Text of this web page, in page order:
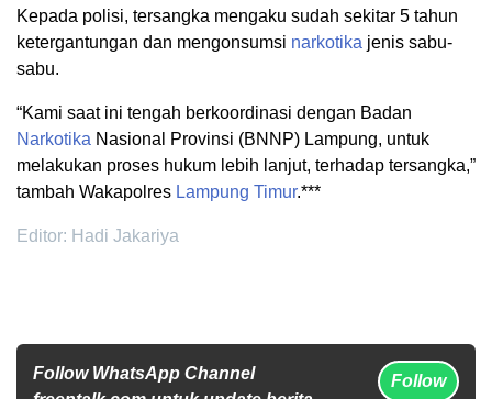
Kepada polisi, tersangka mengaku sudah sekitar 5 tahun
ketergantungan dan mengonsumsi narkotika jenis sabu-
sabu.
“Kami saat ini tengah berkoordinasi dengan Badan
Narkotika Nasional Provinsi (BNNP) Lampung, untuk
melakukan proses hukum lebih lanjut, terhadap tersangka,”
tambah Wakapolres Lampung Timur.***
Editor: Hadi Jakariya
Follow WhatsApp Channel
Follow